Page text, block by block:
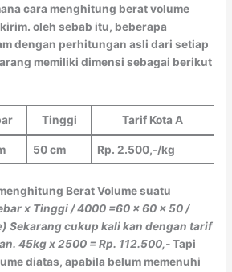
cara menghitung berat volume
oleh sebab itu, beberapa
dengan perhitungan asli dari setiap
memiliki dimensi sebagai berikut
Tinggi Tarif Kota A
50 cm Rp. 2.500,-/kg
Berat Volume suatu
x Tinggi / 4000 =60 x 60 x 50 /
Sekarang cukup kali kan dengan tarif
45kg x 2500 = Rp. 112.500,-Tapi
diatas, apabila belum memenuhi